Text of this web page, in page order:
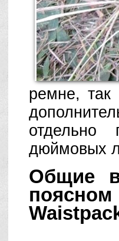
ремне, так
отдельно
дюймовых
Общие